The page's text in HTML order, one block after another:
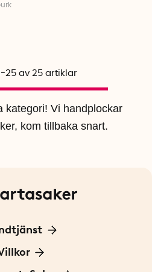
kategori! Vi handplockar
kom tillbaka snart.
1-25 av 25 artiklar
oss
Företag